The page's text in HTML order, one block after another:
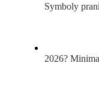
Symboly
2026?